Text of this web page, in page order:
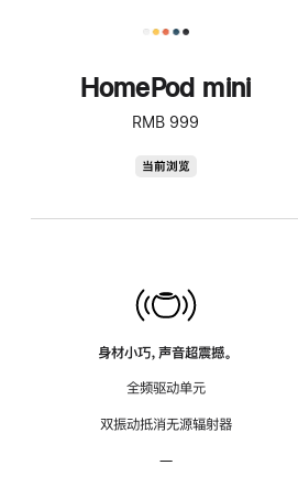
HomePod mini
RMB 999
当前浏览
身材小巧，声音超震撼。
全频驱动单元
双振动抵消无源辐射器
—